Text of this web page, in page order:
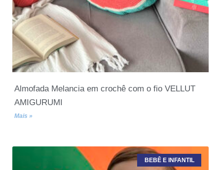
Almofada Melancia em crochê com o fio VELLUT
AMIGURUMI
Mais »
BEBÊ E INFANTIL